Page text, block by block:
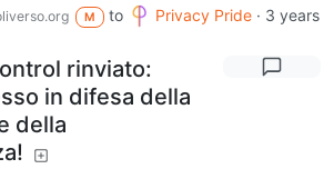
M to Privacy Pride · 3 years
rinviato:
in difesa della
della